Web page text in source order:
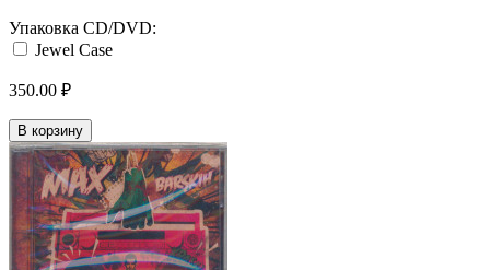
Упаковка CD/DVD:
Jewel Case
350.00 ₽
В корзину